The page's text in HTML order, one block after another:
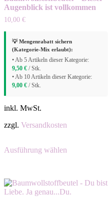
auf
werden
Augenblick ist vollkommen
10,00 €
💡 Mengenrabatt sichern
(Kategorie-Mix erlaubt):
• Ab 5 Artikeln dieser Kategorie:
9,50 € / Stk.
• Ab 10 Artikeln dieser Kategorie:
9,00 € / Stk.
inkl. MwSt.
zzgl. Versandkosten
Ausführung wählenProdukt
auf.
Die